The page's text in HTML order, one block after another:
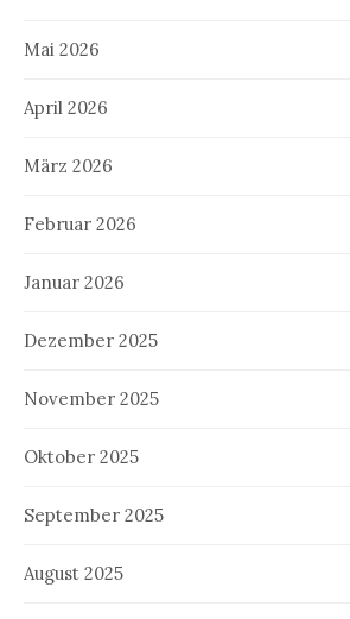
Mai 2026
April 2026
März 2026
Februar 2026
Januar 2026
Dezember 2025
November 2025
Oktober 2025
September 2025
August 2025